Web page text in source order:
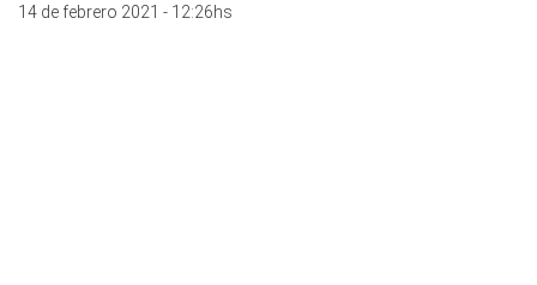
14 de febrero 2021 - 12:26hs